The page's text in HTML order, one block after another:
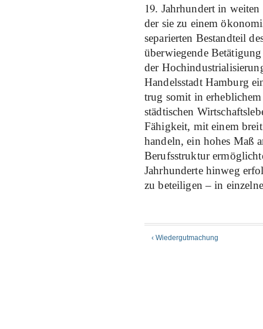
19. Jahrhundert in weiten
der sie zu einem
separierten Bestandteil
überwiegende
der
Handelsstadt Hamburg
trug somit in
städtischen
Fähigkeit, mit einem
handeln, ein hohes Maß
Berufsstruktur
Jahrhunderte hinweg
zu beteiligen – in
‹ Wiedergutmachung